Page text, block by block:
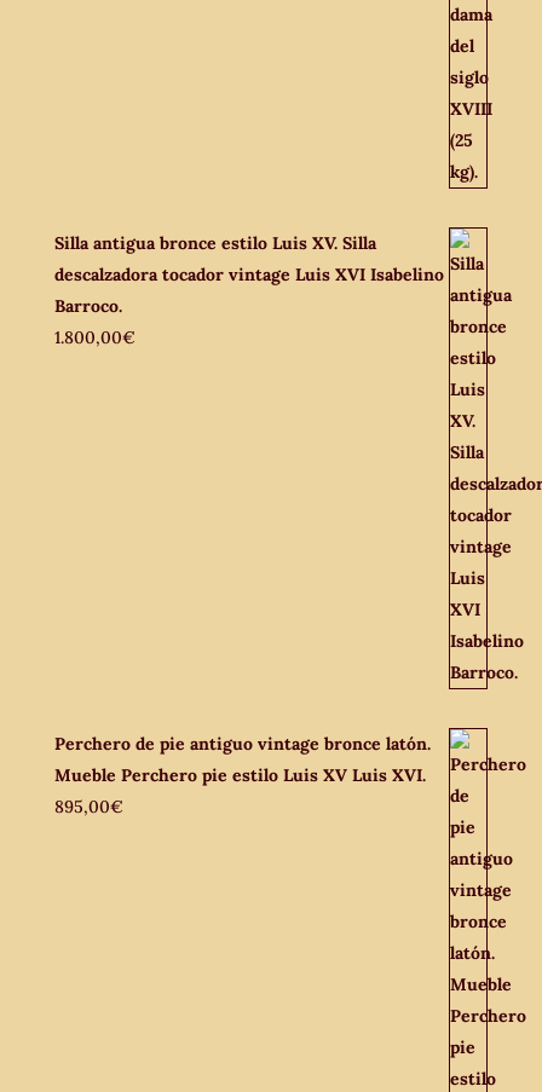
Silla antigua bronce estilo Luis XV. Silla
descalzadora tocador vintage Luis XVI Isabelino
Barroco.
1.800,00€
Perchero de pie antiguo vintage bronce latón.
Mueble Perchero pie estilo Luis XV Luis XVI.
895,00€